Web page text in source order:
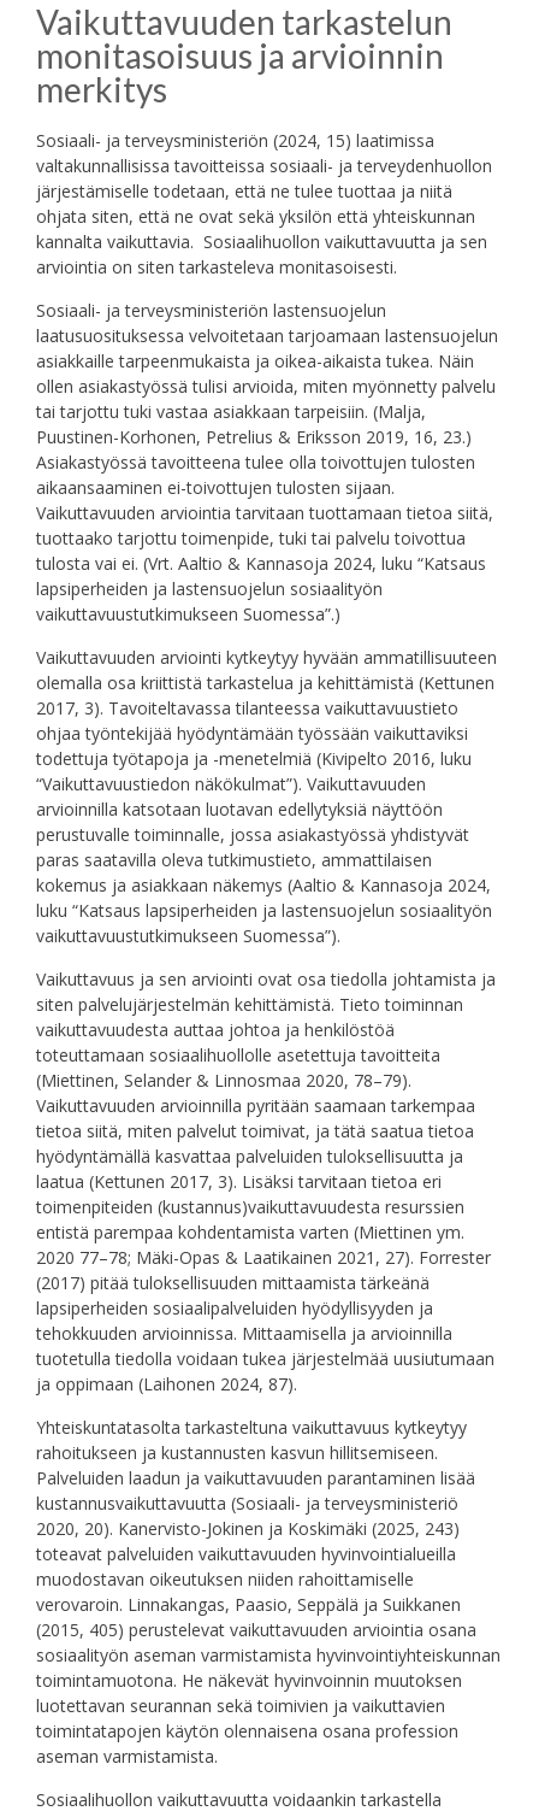
Vaikuttavuuden tarkastelun
monitasoisuus ja arvioinnin
merkitys
Sosiaali- ja terveysministeriön (2024, 15) laatimissa
valtakunnallisissa tavoitteissa sosiaali- ja terveydenhuollon
järjestämiselle todetaan, että ne tulee tuottaa ja niitä
ohjata siten, että ne ovat sekä yksilön että yhteiskunnan
kannalta vaikuttavia. Sosiaalihuollon vaikuttavuutta ja sen
arviointia on siten tarkasteleva monitasoisesti.
Sosiaali- ja terveysministeriön lastensuojelun
laatusuosituksessa velvoitetaan tarjoamaan lastensuojelun
asiakkaille tarpeenmukaista ja oikea-aikaista tukea. Näin
ollen asiakastyössä tulisi arvioida, miten myönnetty palvelu
tai tarjottu tuki vastaa asiakkaan tarpeisiin. (Malja,
Puustinen-Korhonen, Petrelius & Eriksson 2019, 16, 23.)
Asiakastyössä tavoitteena tulee olla toivottujen tulosten
aikaansaaminen ei-toivottujen tulosten sijaan.
Vaikuttavuuden arviointia tarvitaan tuottamaan tietoa siitä,
tuottaako tarjottu toimenpide, tuki tai palvelu toivottua
tulosta vai ei. (Vrt. Aaltio & Kannasoja 2024, luku “Katsaus
lapsiperheiden ja lastensuojelun sosiaalityön
vaikuttavuustutkimukseen Suomessa”.)
Vaikuttavuuden arviointi kytkeytyy hyvään ammatillisuuteen
olemalla osa kriittistä tarkastelua ja kehittämistä (Kettunen
2017, 3). Tavoiteltavassa tilanteessa vaikuttavuustieto
ohjaa työntekijää hyödyntämään työssään vaikuttaviksi
todettuja työtapoja ja -menetelmiä (Kivipelto 2016, luku
“Vaikuttavuustiedon näkökulmat”). Vaikuttavuuden
arvioinnilla katsotaan luotavan edellytyksiä näyttöön
perustuvalle toiminnalle, jossa asiakastyössä yhdistyvät
paras saatavilla oleva tutkimustieto, ammattilaisen
kokemus ja asiakkaan näkemys (Aaltio & Kannasoja 2024,
luku “Katsaus lapsiperheiden ja lastensuojelun sosiaalityön
vaikuttavuustutkimukseen Suomessa”).
Vaikuttavuus ja sen arviointi ovat osa tiedolla johtamista ja
siten palvelujärjestelmän kehittämistä. Tieto toiminnan
vaikuttavuudesta auttaa johtoa ja henkilöstöä
toteuttamaan sosiaalihuollolle asetettuja tavoitteita
(Miettinen, Selander & Linnosmaa 2020, 78–79).
Vaikuttavuuden arvioinnilla pyritään saamaan tarkempaa
tietoa siitä, miten palvelut toimivat, ja tätä saatua tietoa
hyödyntämällä kasvattaa palveluiden tuloksellisuutta ja
laatua (Kettunen 2017, 3). Lisäksi tarvitaan tietoa eri
toimenpiteiden (kustannus)vaikuttavuudesta resurssien
entistä parempaa kohdentamista varten (Miettinen ym.
2020 77–78; Mäki-Opas & Laatikainen 2021, 27). Forrester
(2017) pitää tuloksellisuuden mittaamista tärkeänä
lapsiperheiden sosiaalipalveluiden hyödyllisyyden ja
tehokkuuden arvioinnissa. Mittaamisella ja arvioinnilla
tuotetulla tiedolla voidaan tukea järjestelmää uusiutumaan
ja oppimaan (Laihonen 2024, 87).
Yhteiskuntatasolta tarkasteltuna vaikuttavuus kytkeytyy
rahoitukseen ja kustannusten kasvun hillitsemiseen.
Palveluiden laadun ja vaikuttavuuden parantaminen lisää
kustannusvaikuttavuutta (Sosiaali- ja terveysministeriö
2020, 20). Kanervisto-Jokinen ja Koskimäki (2025, 243)
toteavat palveluiden vaikuttavuuden hyvinvointialueilla
muodostavan oikeutuksen niiden rahoittamiselle
verovaroin. Linnakangas, Paasio, Seppälä ja Suikkanen
(2015, 405) perustelevat vaikuttavuuden arviointia osana
sosiaalityön aseman varmistamista hyvinvointiyhteiskunnan
toimintamuotona. He näkevät hyvinvoinnin muutoksen
luotettavan seurannan sekä toimivien ja vaikuttavien
toimintatapojen käytön olennaisena osana profession
aseman varmistamista.
Sosiaalihuollon vaikuttavuutta voidaankin tarkastella